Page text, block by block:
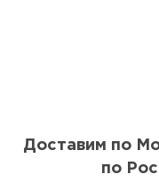
Доставим по
по